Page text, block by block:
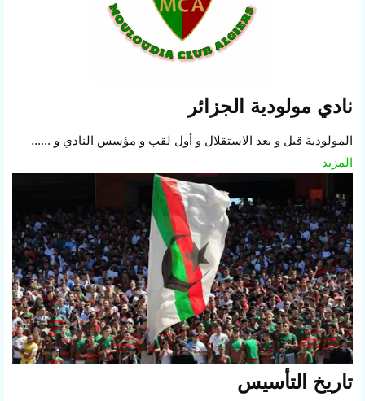
نادي مولودية الجزائر
المولودية قبل و بعد الاستقلال و أول لقب و مؤسس النادي و ......
المزيد
تاريخ التأسيس